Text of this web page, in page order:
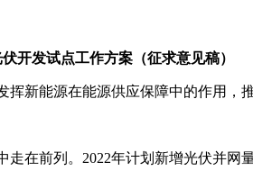
开发试点工作方案（征求意见稿）
新能源在能源供应保障中的作用，
在前列。2022年计划新增光伏并网